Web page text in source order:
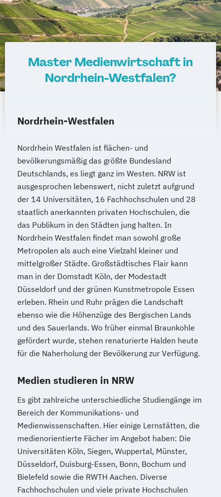
Master Medienwirtschaft in
Nordrhein-Westfalen?
Nordrhein-Westfalen
Nordrhein Westfalen ist flächen- und
bevölkerungsmäßig das größte Bundesland
Deutschlands, es liegt ganz im Westen. NRW ist
ausgesprochen lebenswert, nicht zuletzt aufgrund
der 14 Universitäten, 16 Fachhochschulen und 28
staatlich anerkannten privaten Hochschulen, die
das Publikum in den Städten jung halten. In
Nordrhein Westfalen findet man sowohl große
Metropolen als auch eine Vielzahl kleiner und
mittelgroßer Städte. Großstädtisches Flair kann
man in der Domstadt Köln, der Modestadt
Düsseldorf und der grünen Kunstmetropole Essen
erleben. Rhein und Ruhr prägen die Landschaft
ebenso wie die Höhenzüge des Bergischen Lands
und des Sauerlands. Wo früher einmal Braunkohle
gefördert wurde, stehen renaturierte Halden heute
für die Naherholung der Bevölkerung zur Verfügung.
Medien studieren in NRW
Es gibt zahlreiche unterschiedliche Studiengänge im
Bereich der Kommunikations- und
Medienwissenschaften. Hier einige Lernstätten, die
medienorientierte Fächer im Angebot haben: Die
Universitäten Köln, Siegen, Wuppertal, Münster,
Düsseldorf, Duisburg-Essen, Bonn, Bochum und
Bielefeld sowie die RWTH Aachen. Diverse
Fachhochschulen und viele private Hochschulen